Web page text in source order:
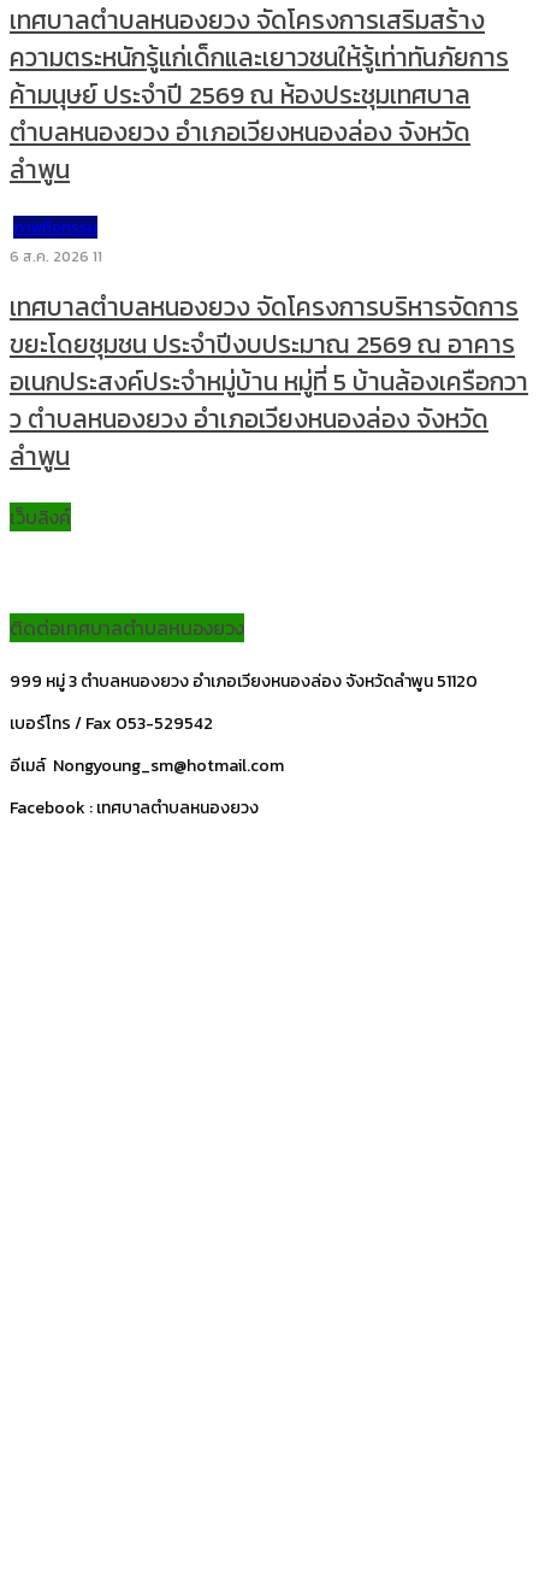
เทศบาลตำบลหนองยวง จัดโครงการเสริมสร้าง
ความตระหนักรู้แก่เด็กและเยาวชนให้รู้เท่าทันภัยการ
ค้ามนุษย์ ประจำปี 2569 ณ ห้องประชุมเทศบาล
ตำบลหนองยวง อำเภอเวียงหนองล่อง จังหวัด
ลำพูน
ภาพกิจกรรม
6 ส.ค. 2026 11
เทศบาลตำบลหนองยวง จัดโครงการบริหารจัดการ
ขยะโดยชุมชน ประจำปีงบประมาณ 2569 ณ อาคาร
อเนกประสงค์ประจำหมู่บ้าน หมู่ที่ 5 บ้านล้องเครือกวา
ว ตำบลหนองยวง อำเภอเวียงหนองล่อง จังหวัด
ลำพูน
เว็บลิงค์
ติดต่อเทศบาลตำบลหนองยวง
999 หมู่ 3 ตำบลหนองยวง อำเภอเวียงหนองล่อง จังหวัดลำพูน 51120
เบอร์โทร / Fax 053-529542
อีเมล์ Nongyoung_sm@hotmail.com
Facebook : เทศบาลตำบลหนองยวง